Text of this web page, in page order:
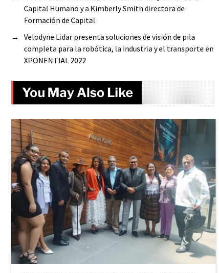
Capital Humano y a Kimberly Smith directora de
Formación de Capital
→
Velodyne Lidar presenta soluciones de visión de pila
completa para la robótica, la industria y el transporte en
XPONENTIAL 2022
You May Also Like